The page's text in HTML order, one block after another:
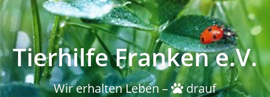
Tierhilfe Franken e.V.
Wir erhalten Leben – drauf